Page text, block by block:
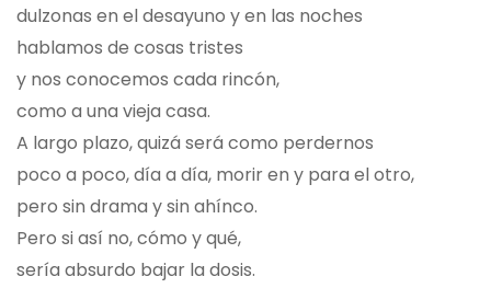
dulzonas en el desayuno y en las noches
hablamos de cosas tristes
y nos conocemos cada rincón,
como a una vieja casa.
A largo plazo, quizá será como perdernos
poco a poco, día a día, morir en y para el otro,
pero sin drama y sin ahínco.
Pero si así no, cómo y qué,
sería absurdo bajar la dosis.